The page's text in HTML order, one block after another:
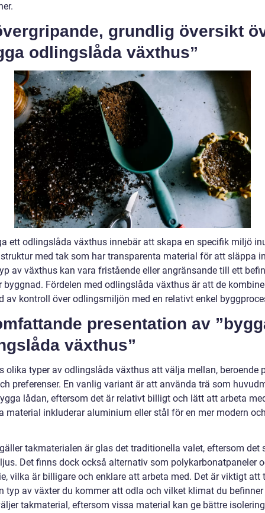
grundlig översikt
odlingslåda växthus”
ett odlingslåda växthus innebär att skapa en specifik miljö
med tak som har transparenta material för att släppa
av växthus kan vara fristående eller angränsande till ett
byggnad. Fördelen med odlingslåda växthus är att de
av kontroll över odlingsmiljön med en relativt enkel
presentation av
växthus”
olika typer av odlingslåda växthus att välja mellan, beroende
preferenser. En vanlig variant är att använda trä som
lådan, eftersom det är relativt billigt och lätt att arbeta
material inkluderar aluminium eller stål för en mer modern
takmaterialen är glas det traditionella valet, eftersom det
Det finns dock också alternativ som polykarbonatpaneler
vilka är billigare och enklare att arbeta med. Det är viktigt att
typ av växter du kommer att odla och vilket klimat du
takmaterial, eftersom vissa material kan ge bättre